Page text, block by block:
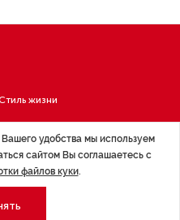
жизни
Новости партнеров
удобства мы используем
сайтом Вы соглашаетесь с
файлов куки.